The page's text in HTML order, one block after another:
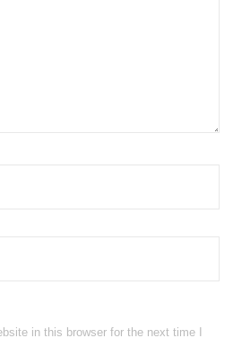
in this browser for the next time I